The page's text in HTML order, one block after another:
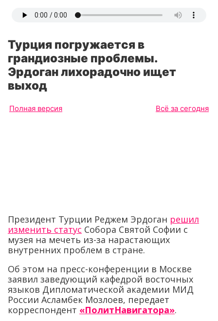
Турция погружается в
грандиозные проблемы.
Эрдоган лихорадочно ищет
выход
Полная версия Всё за сегодня
Президент Турции Реджем Эрдоган решил
изменить статус Собора Святой Софии с
музея на мечеть из-за нарастающих
внутренних проблем в стране.
Об этом на пресс-конференции в Москве
заявил заведующий кафедрой восточных
языков Дипломатической академии МИД
России Асламбек Мозлоев, передает
корреспондент «ПолитНавигатора».